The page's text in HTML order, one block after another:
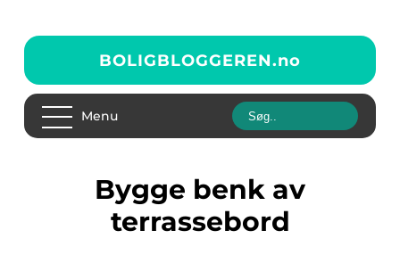
BOLIGBLOGGEREN.no
Menu
bygge benk av
terrassebord